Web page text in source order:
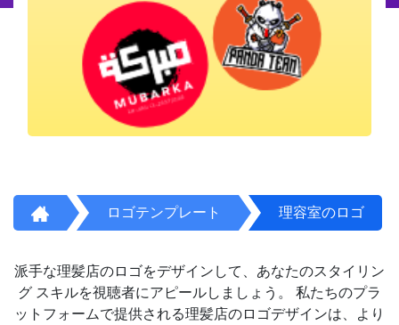
ロゴテンプレート 理容室のロゴ
派手な理髪店のロゴをデザインして、あなたのスタイリン
グ スキルを視聴者にアピールしましょう。 私たちのプラ
ットフォームで提供される理髪店のロゴデザインは、より